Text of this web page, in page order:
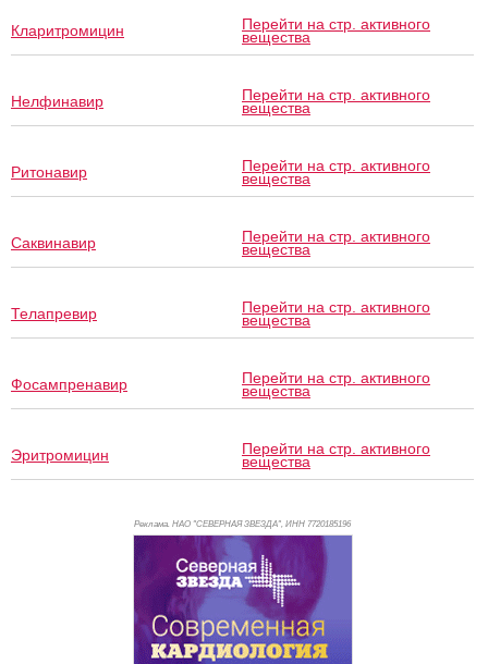
Кларитромицин Перейти на стр. активного
вещества
Нелфинавир Перейти на стр. активного
вещества
Ритонавир Перейти на стр. активного
вещества
Саквинавир Перейти на стр. активного
вещества
Телапревир Перейти на стр. активного
вещества
Фосампренавир Перейти на стр. активного
вещества
Эритромицин Перейти на стр. активного
вещества
Реклама. НАО "СЕВЕРНАЯ ЗВЕЗДА", ИНН 7720185196